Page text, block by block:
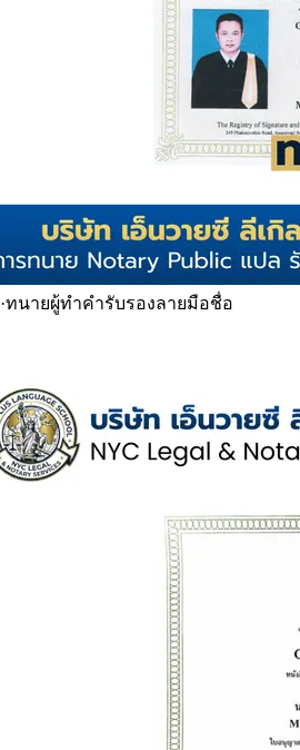
·ทนายผู้ทำคำรับรองลายมือชื่อ